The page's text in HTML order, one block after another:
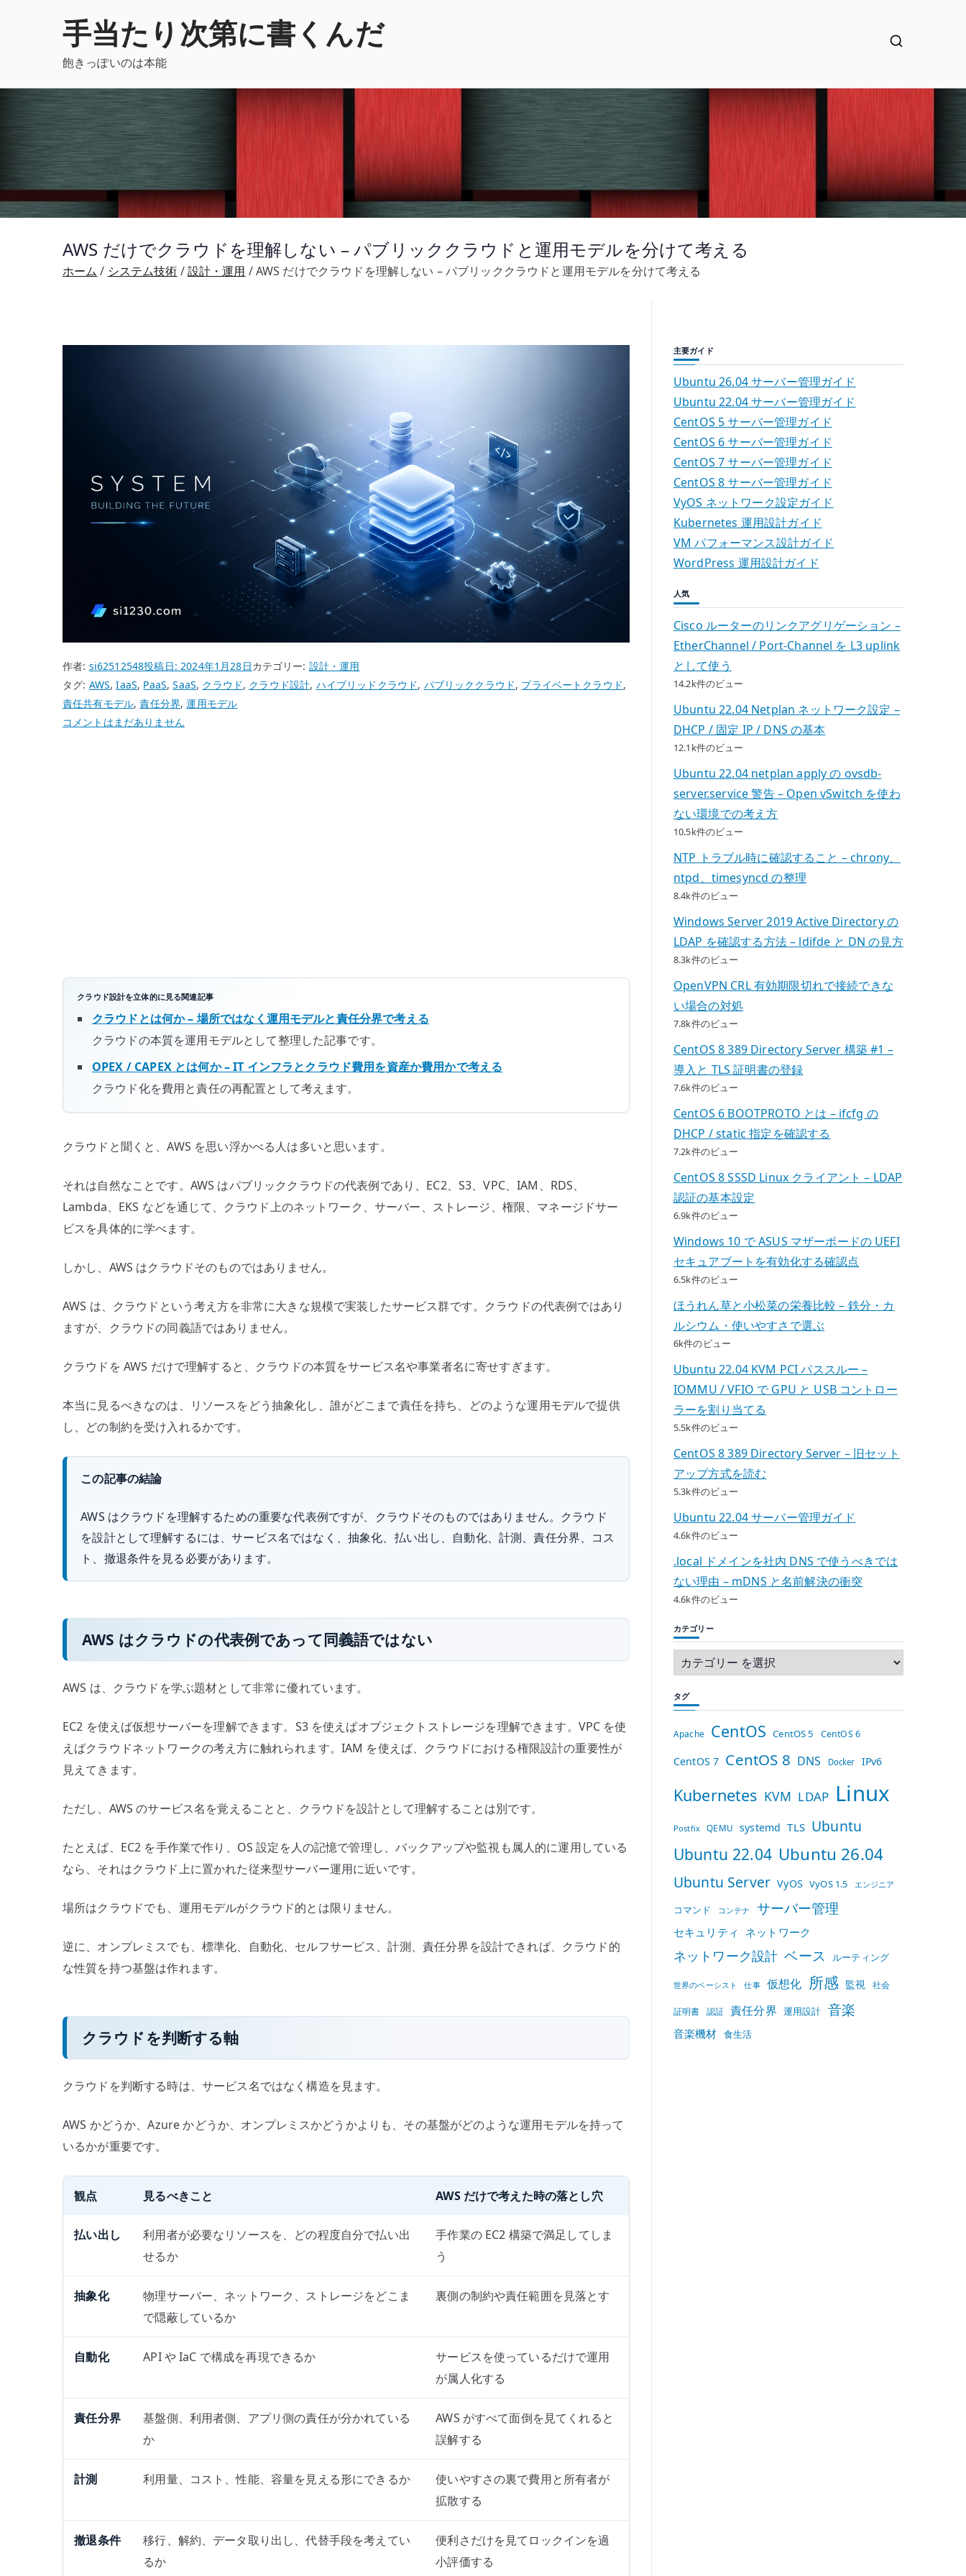
手当たり次第に書くんだ
飽きっぽいのは本能
AWS だけでクラウドを理解しない – パブリッククラウドと運用モデルを分けて考える
ホーム システム技術 設計・運用 AWS だけでクラウドを理解しない – パブリッククラウドと運用モデルを分けて考える
作者: si62512548投稿日:2024年1月28日カテゴリー: 設計・運用
タグ: AWS,IaaS, PaaS,SaaS, クラウド, クラウド設計, ハイブリッドクラウド, パブリッククラウド, プライベートクラウド,
責任共有モデル,責任分界,運用モデル
AWS
–
ラ
ド
運
用
モ
ル
分
て
え
へ
の
コメントはまだありません
クラウド設計を立体的に見る関連記事
クラウドとは何か – 場所ではなく運用モデルと責任分界で考える
クラウドの本質を運用モデルとして整理した記事です。
OPEX / CAPEX とは何か – IT インフラとクラウド費用を資産か費用かで考える
クラウド化を費用と責任の再配置として考えます。
クラウドと聞くと、AWS を思い浮かべる人は多いと思います。
それは自然なことです。AWS はパブリッククラウドの代表例であり、EC2、S3、VPC、IAM、RDS、
Lambda、EKS などを通じて、クラウド上のネットワーク、サーバー、ストレージ、権限、マネージドサー
ビスを具体的に学べます。
しかし、AWS はクラウドそのものではありません。
AWS は、クラウドという考え方を非常に大きな規模で実装したサービス群です。クラウドの代表例ではあり
ますが、クラウドの同義語ではありません。
クラウドを AWS だけで理解すると、クラウドの本質をサービス名や事業者名に寄せすぎます。
本当に見るべきなのは、リソースをどう抽象化し、誰がどこまで責任を持ち、どのような運用モデルで提供
し、どの制約を受け入れるかです。
この記事の結論
AWS はクラウドを理解するための重要な代表例ですが、クラウドそのものではありません。クラウド
を設計として理解するには、サービス名ではなく、抽象化、払い出し、自動化、計測、責任分界、コス
ト、撤退条件を見る必要があります。
AWS はクラウドの代表例であって同義語ではない
AWS は、クラウドを学ぶ題材として非常に優れています。
EC2 を使えば仮想サーバーを理解できます。S3 を使えばオブジェクトストレージを理解できます。VPC を使
えばクラウドネットワークの考え方に触れられます。IAM を使えば、クラウドにおける権限設計の重要性が
見えてきます。
ただし、AWS のサービス名を覚えることと、クラウドを設計として理解することは別です。
たとえば、EC2 を手作業で作り、OS 設定を人の記憶で管理し、バックアップや監視も属人的に運用している
なら、それはクラウド上に置かれた従来型サーバー運用に近いです。
場所はクラウドでも、運用モデルがクラウド的とは限りません。
逆に、オンプレミスでも、標準化、自動化、セルフサービス、計測、責任分界を設計できれば、クラウド的
な性質を持つ基盤は作れます。
クラウドを判断する軸
クラウドを判断する時は、サービス名ではなく構造を見ます。
AWS かどうか、Azure かどうか、オンプレミスかどうかよりも、その基盤がどのような運用モデルを持って
いるかが重要です。
観点 見るべきこと AWS だけで考えた時の落とし穴
払い出し
利用者が必要なリソースを、どの程度自分で払い出
せるか
手作業の EC2 構築で満足してしま
う
抽象化
物理サーバー、ネットワーク、ストレージをどこま
で隠蔽しているか
裏側の制約や責任範囲を見落とす
自動化 API や IaC で構成を再現できるか
サービスを使っているだけで運用
が属人化する
責任分界
基盤側、利用者側、アプリ側の責任が分かれている
か
AWS がすべて面倒を見てくれると
誤解する
計測 利用量、コスト、性能、容量を見える形にできるか
使いやすさの裏で費用と所有者が
拡散する
撤退条件
移行、解約、データ取り出し、代替手段を考えてい
るか
便利さだけを見てロックインを過
小評価する
主要ガイド
Ubuntu 26.04 サーバー管理ガイド
Ubuntu 22.04 サーバー管理ガイド
CentOS 5 サーバー管理ガイド
CentOS 6 サーバー管理ガイド
CentOS 7 サーバー管理ガイド
CentOS 8 サーバー管理ガイド
VyOS ネットワーク設定ガイド
Kubernetes 運用設計ガイド
VM パフォーマンス設計ガイド
WordPress 運用設計ガイド
人気
Cisco ルーターのリンクアグリゲーション –
EtherChannel / Port-Channel を L3 uplink
として使う
14.2k件のビュー
Ubuntu 22.04 Netplan ネットワーク設定 –
DHCP / 固定 IP / DNS の基本
12.1k件のビュー
Ubuntu 22.04 netplan apply の ovsdb-
server.service 警告 – Open vSwitch を使わ
ない環境での考え方
10.5k件のビュー
NTP トラブル時に確認すること – chrony、
ntpd、timesyncd の整理
8.4k件のビュー
Windows Server 2019 Active Directory の
LDAP を確認する方法 – ldifde と DN の見方
8.3k件のビュー
OpenVPN CRL 有効期限切れで接続できな
い場合の対処
7.8k件のビュー
CentOS 8 389 Directory Server 構築 #1 –
導入と TLS 証明書の登録
7.6k件のビュー
CentOS 6 BOOTPROTO とは – ifcfg の
DHCP / static 指定を確認する
7.2k件のビュー
CentOS 8 SSSD Linux クライアント – LDAP
認証の基本設定
6.9k件のビュー
Windows 10 で ASUS マザーボードの UEFI
セキュアブートを有効化する確認点
6.5k件のビュー
ほうれん草と小松菜の栄養比較 – 鉄分・カ
ルシウム・使いやすさで選ぶ
6k件のビュー
Ubuntu 22.04 KVM PCI パススルー –
IOMMU / VFIO で GPU と USB コントロー
ラーを割り当てる
5.5k件のビュー
CentOS 8 389 Directory Server – 旧セット
アップ方式を読む
5.3k件のビュー
Ubuntu 22.04 サーバー管理ガイド
4.6k件のビュー
.local ドメインを社内 DNS で使うべきでは
ない理由 – mDNS と名前解決の衝突
4.6k件のビュー
カテゴリー
タグ
Apache CentOS CentOS 5 CentOS 6
CentOS 7 CentOS 8 DNS Docker IPv6
Kubernetes KVM LDAP Linux
Postfix QEMU systemd TLS Ubuntu
Ubuntu 22.04 Ubuntu 26.04
Ubuntu Server VyOS VyOS 1.5 エンジニア
コマンド コンテナ サーバー管理
セキュリティ ネットワーク
ネットワーク設計 ベース ルーティング
世界のベーシスト 仕事 仮想化 所感 監視 社会
証明書 認証 責任分界 運用設計 音楽
音楽機材 食生活